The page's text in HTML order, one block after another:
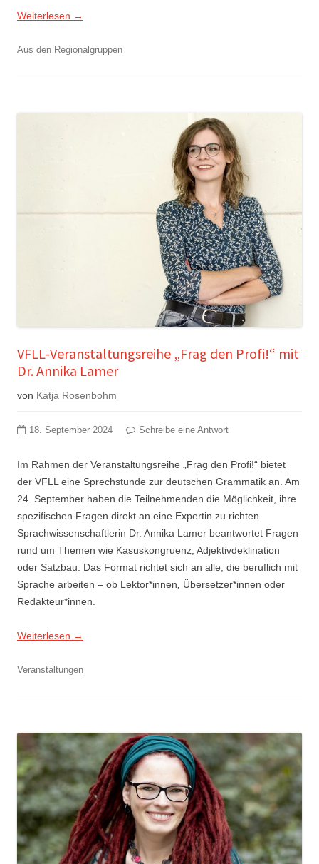
Weiterlesen →
Aus den Regionalgruppen
VFLL-Veranstaltungsreihe „Frag den Profi!“ mit
Dr. Annika Lamer
von Katja Rosenbohm
18. September 2024 Schreibe eine Antwort
Im Rahmen der Veranstaltungsreihe „Frag den Profi!“ bietet
der VFLL eine Sprechstunde zur deutschen Grammatik an. Am
24. September haben die Teilnehmenden die Möglichkeit, ihre
spezifischen Fragen direkt an eine Expertin zu richten.
Sprachwissenschaftlerin Dr. Annika Lamer beantwortet Fragen
rund um Themen wie Kasuskongruenz, Adjektivdeklination
oder Satzbau. Das Format richtet sich an alle, die beruflich mit
Sprache arbeiten – ob Lektor*innen
Übersetzer*innen oder
Redakteur*innen.
Weiterlesen →
Veranstaltungen